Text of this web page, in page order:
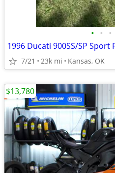
• • •
7/21 23k mi Kansas, OK
$13,780